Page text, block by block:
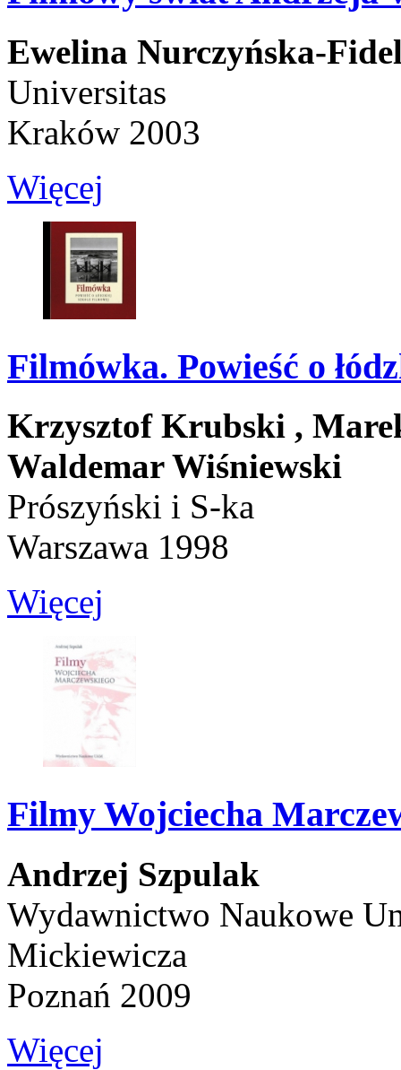
Ewelina Nurczyńska-
Universitas
Kraków 2003
Więcej
Filmówka. Powieść o
Krzysztof Krubski ,
Waldemar Wiśniewski
Prószyński i S-ka
Warszawa 1998
Więcej
Filmy Wojciecha
Andrzej Szpulak
Wydawnictwo Naukowe
Mickiewicza
Poznań 2009
Więcej